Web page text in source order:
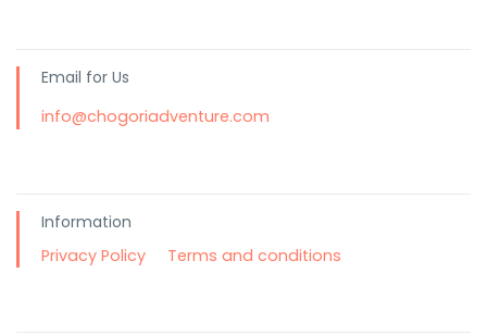
Primaloft pod swoimi kurtkami puchowymi dla
Ciepłe rękawice
Noszone na podkładkach w dniu szczytu na
wszystkich ekspedycjach powyżej 6,000m.
Email for Us
info@chogoriadventure.com
Information
Privacy Policy
Terms and conditions